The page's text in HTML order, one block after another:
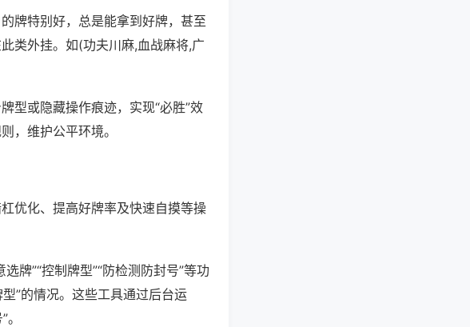
牌特别好，总是能拿到好牌，甚至
类外挂。如(功夫川麻,血战麻将,广
型或隐藏操作痕迹，实现“必胜”效
，维护公平环境。
优化、提高好牌率及快速自摸等操
牌”“控制牌型”“防检测防封号”等功
”的情况。这些工具通过后台运